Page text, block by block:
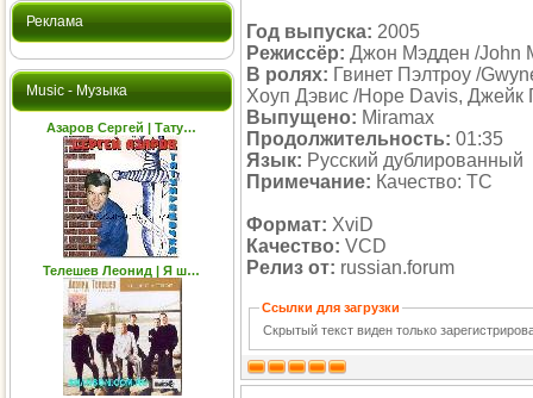
Реклама
Music - Музыка
Азаров Сергей | Тату…
Телешев Леонид | Я ш…
Год выпуска: 2005
Режиссёр: Джон Мэдден /John
В ролях: Гвинет Пэлтроу /
Хоуп Дэвис /Hope Davis, Джейк
Выпущено: Miramax
Продолжительность: 01:35
Язык: Русский дублированный
Примечание: Качество: TC
Формат: XviD
Качество: VCD
Релиз от: russian.forum
Ссылки для загрузки
Скрытый текст виден только